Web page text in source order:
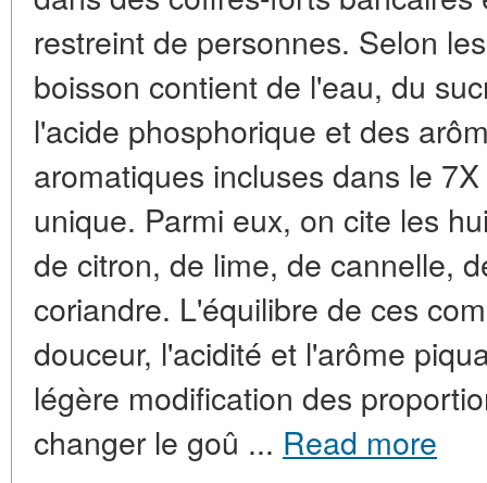
restreint de personnes. Selon
boisson contient de l'eau, du
l'acide phosphorique et des
aromatiques incluses dans le
unique. Parmi eux, on cite les
de citron, de lime, de cannelle,
coriandre. L'équilibre de ces
douceur, l'acidité et l'arôme
légère modification des
changer le goû ... Read more